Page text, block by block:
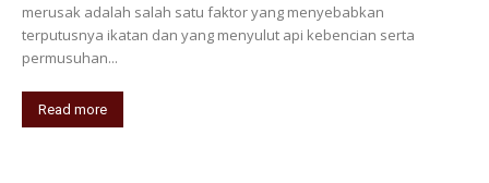
merusak adalah salah satu faktor yang menyebabkan
terputusnya ikatan dan yang menyulut api kebencian serta
permusuhan...
Read more